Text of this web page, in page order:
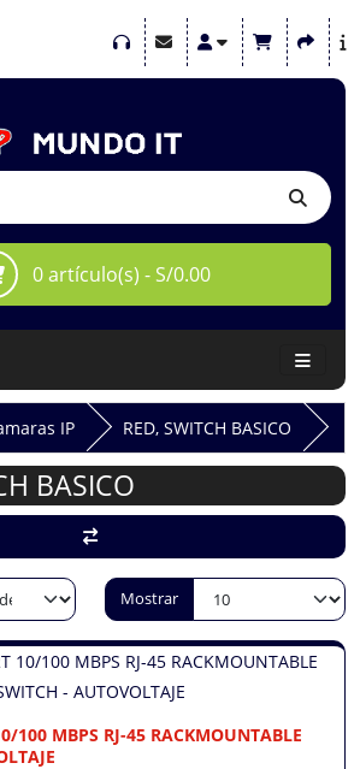
0 artículo(s) - S/0.00
IP RED, SWITCH BASICO
BASICO
Mostrar
100 MBPS RJ-45 RACKMOUNTABLE